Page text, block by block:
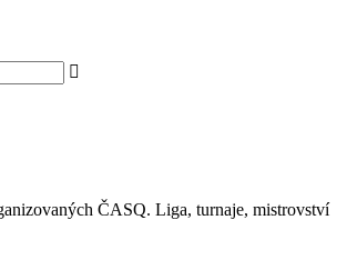
ČASQ. Liga, turnaje, mistrovství